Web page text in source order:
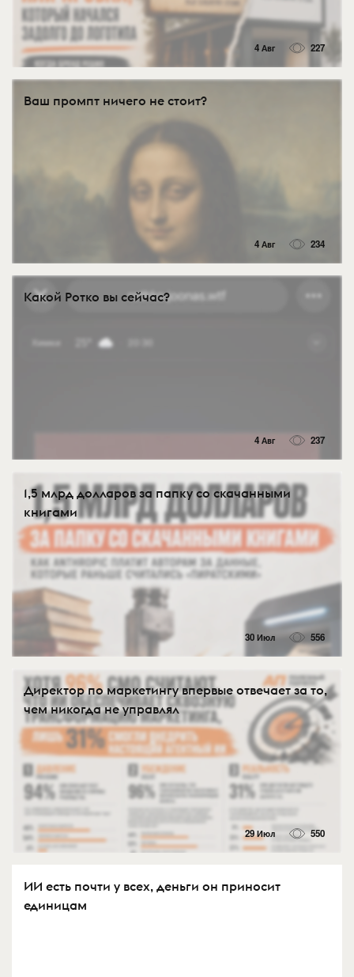
4 Авг 227
Ваш промпт ничего не стоит?
4 Авг 234
Какой Ротко вы сейчас?
4 Авг 237
1,5 млрд долларов за папку со скачанными
книгами
30 Июл 556
Директор по маркетингу впервые отвечает за то,
чем никогда не управлял
29 Июл 550
ИИ есть почти у всех, деньги он приносит
единицам